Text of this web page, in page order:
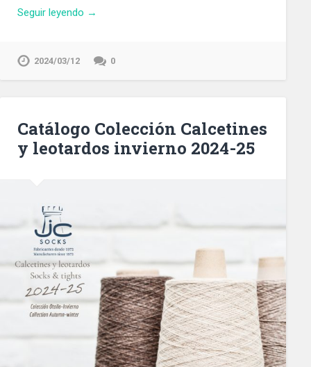
Seguir leyendo →
2024/03/12 0
Catálogo Colección Calcetines
y leotardos invierno 2024-25